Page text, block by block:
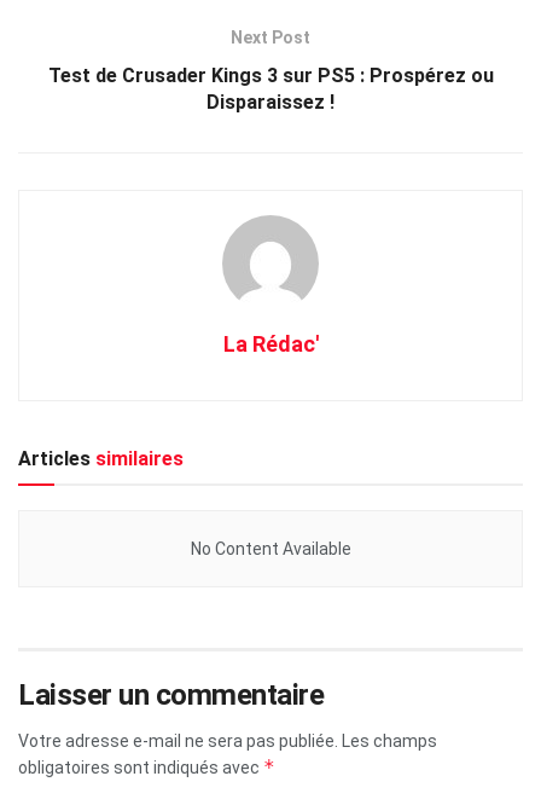
Next Post
Test de Crusader Kings 3 sur PS5 : Prospérez ou
Disparaissez !
La Rédac'
Articles similaires
No Content Available
Laisser un commentaire
Votre adresse e-mail ne sera pas publiée. Les champs
obligatoires sont indiqués avec *